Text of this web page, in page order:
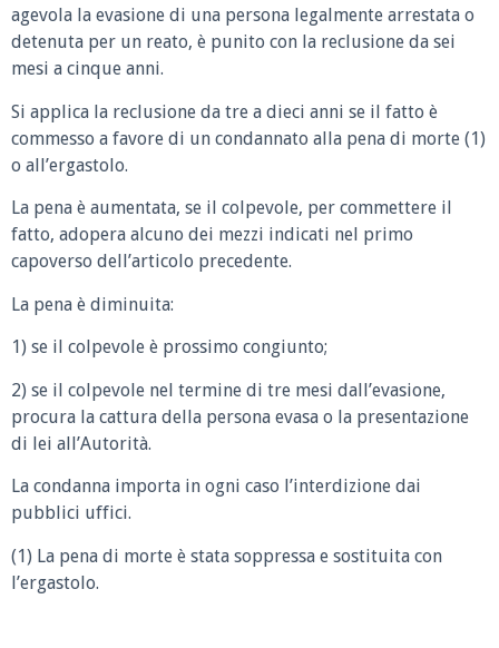
agevola la evasione di una persona legalmente arrestata o
detenuta per un reato, è punito con la reclusione da sei
mesi a cinque anni.
Si applica la reclusione da tre a dieci anni se il fatto è
commesso a favore di un condannato alla pena di morte (1)
o all’ergastolo.
La pena è aumentata, se il colpevole, per commettere il
fatto, adopera alcuno dei mezzi indicati nel primo
capoverso dell’articolo precedente.
La pena è diminuita:
1) se il colpevole è prossimo congiunto;
2) se il colpevole nel termine di tre mesi dall’evasione,
procura la cattura della persona evasa o la presentazione
di lei all’Autorità.
La condanna importa in ogni caso l’interdizione dai
pubblici uffici.
(1) La pena di morte è stata soppressa e sostituita con
l’ergastolo.